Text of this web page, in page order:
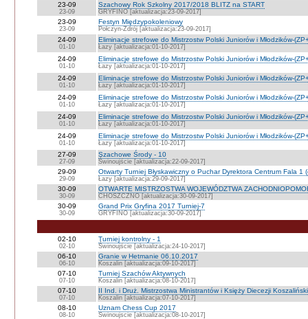
23-09
23-09
Szachowy Rok Szkolny 2017/2018 BLITZ na START
GRYFINO [aktualizacja:23-09-2017]
23-09
23-09
Festyn Międzypokoleniowy
Połczyn-Zdrój [aktualizacja:23-09-2017]
24-09
01-10
Eliminacje strefowe do Mistrzostw Polski Juniorów i Młodzików-
Łazy [aktualizacja:01-10-2017]
24-09
01-10
Eliminacje strefowe do Mistrzostw Polski Juniorów i Młodzików-
Łazy [aktualizacja:01-10-2017]
24-09
01-10
Eliminacje strefowe do Mistrzostw Polski Juniorów i Młodzików-
Łazy [aktualizacja:01-10-2017]
24-09
01-10
Eliminacje strefowe do Mistrzostw Polski Juniorów i Młodzików-
Łazy [aktualizacja:01-10-2017]
24-09
01-10
Eliminacje strefowe do Mistrzostw Polski Juniorów i Młodzików-
Łazy [aktualizacja:01-10-2017]
24-09
01-10
Eliminacje strefowe do Mistrzostw Polski Juniorów i Młodzików-
Łazy [aktualizacja:01-10-2017]
27-09
27-09
Szachowe Środy - 10
Świnoujście [aktualizacja:22-09-2017]
29-09
29-09
Otwarty Turniej Błyskawiczny o Puchar Dyrektora Centrum Fala 1
Łazy [aktualizacja:29-09-2017]
30-09
30-09
OTWARTE MISTRZOSTWA WOJEWÓDZTWA
CHOSZCZNO [aktualizacja:30-09-2017]
30-09
30-09
Grand Prix Gryfina 2017 Turniej-7
GRYFINO [aktualizacja:30-09-2017]
02-10
02-10
Turniej kontrolny - 1
Świnoujście [aktualizacja:24-10-2017]
06-10
06-10
Granie w Hetmanie 06.10.2017
Koszalin [aktualizacja:09-10-2017]
07-10
07-10
Turniej Szachów Aktywnych
Koszalin [aktualizacja:08-10-2017]
07-10
07-10
II Ind. i Druż. Mistrzostwa Ministrantów i Księży Diecezji
Koszalin [aktualizacja:07-10-2017]
08-10
08-10
Uznam Chess Cup 2017
Swinoujscie [aktualizacja:08-10-2017]